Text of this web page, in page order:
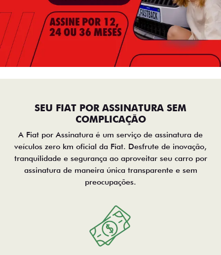
SEU FIAT POR ASSINATURA SEM
COMPLICAÇÃO
A Fiat por Assinatura é um serviço de assinatura de
veículos zero km oficial da Fiat. Desfrute de inovação,
tranquilidade e segurança ao aproveitar seu carro por
assinatura de maneira única transparente e sem
preocupações.